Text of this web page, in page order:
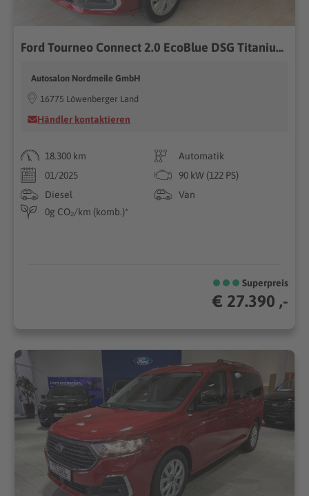
Ford Tourneo Connect 2.0 EcoBlue DSG Titanium DigiCockp....
Autosalon Nordmeile GmbH
16775 Löwenberger Land
Händler kontaktieren
18.300 km
Automatik
01/2025
90 kW (122 PS)
Diesel
Van
0g CO₂/km (komb.)*
Superpreis
€ 27.390 ,-